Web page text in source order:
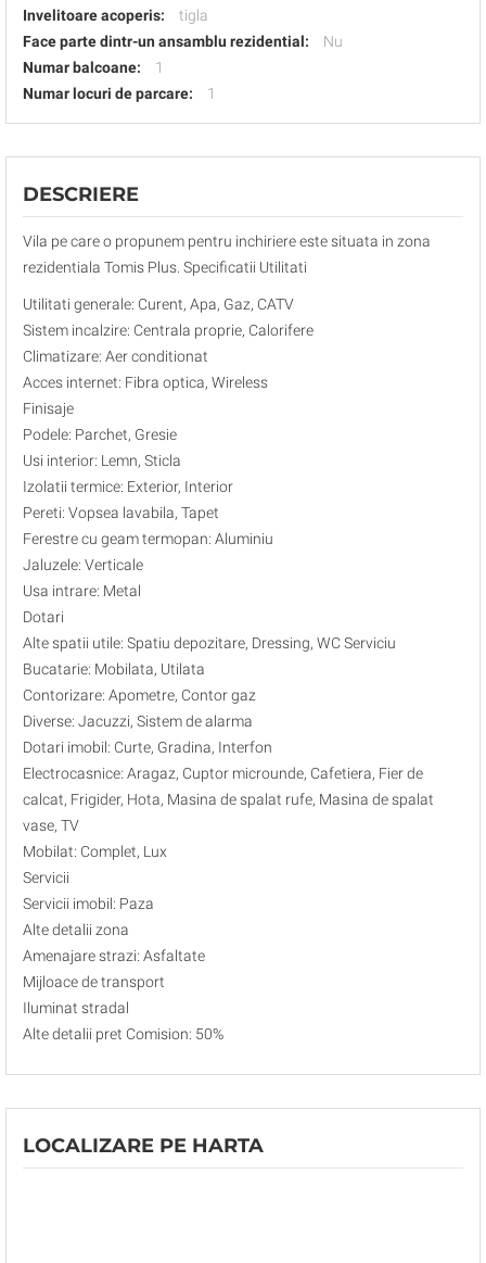
Invelitoare acoperis:
tigla
Face parte dintr-un ansamblu rezidential:
Nu
Numar balcoane:
1
Numar locuri de parcare:
1
DESCRIERE
Vila pe care o propunem pentru inchiriere este situata in zona
rezidentiala Tomis Plus. Specificatii Utilitati
Utilitati generale: Curent, Apa, Gaz, CATV
Sistem incalzire: Centrala proprie, Calorifere
Climatizare: Aer conditionat
Acces internet: Fibra optica, Wireless
Finisaje
Podele: Parchet, Gresie
Usi interior: Lemn, Sticla
Izolatii termice: Exterior, Interior
Pereti: Vopsea lavabila, Tapet
Ferestre cu geam termopan: Aluminiu
Jaluzele: Verticale
Usa intrare: Metal
Dotari
Alte spatii utile: Spatiu depozitare, Dressing, WC Serviciu
Bucatarie: Mobilata, Utilata
Contorizare: Apometre, Contor gaz
Diverse: Jacuzzi, Sistem de alarma
Dotari imobil: Curte, Gradina, Interfon
Electrocasnice: Aragaz, Cuptor microunde, Cafetiera, Fier de
calcat, Frigider, Hota, Masina de spalat rufe, Masina de spalat
vase, TV
Mobilat: Complet, Lux
Servicii
Servicii imobil: Paza
Alte detalii zona
Amenajare strazi: Asfaltate
Mijloace de transport
Iluminat stradal
Alte detalii pret Comision: 50%
LOCALIZARE PE HARTA